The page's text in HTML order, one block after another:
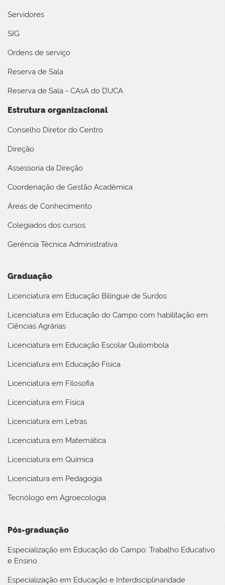
Servidores
SIG
Ordens de serviço
Reserva de Sala
Reserva de Sala - CAsA do DUCA
Estrutura organizacional
Conselho Diretor do Centro
Direção
Assessoria da Direção
Coordenação de Gestão Acadêmica
Áreas de Conhecimento
Colegiados dos cursos
Gerência Técnica Administrativa
Graduação
Licenciatura em Educação Bilíngue de Surdos
Licenciatura em Educação do Campo com habilitação em
Ciências Agrárias
Licenciatura em Educação Escolar Quilombola
Licenciatura em Educação Física
Licenciatura em Filosofia
Licenciatura em Física
Licenciatura em Letras
Licenciatura em Matemática
Licenciatura em Química
Licenciatura em Pedagogia
Tecnólogo em Agroecologia
Pós-graduação
Especialização em Educação do Campo: Trabalho Educativo
e Ensino
Especialização em Educação e Interdisciplinaridade